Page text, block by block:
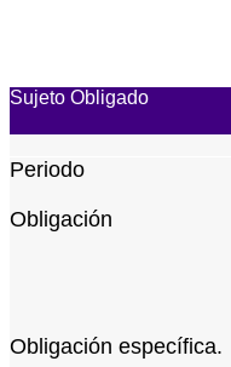
Sujeto Obligado
Periodo
Obligación
Obligación específica.